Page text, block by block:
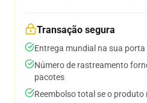
Transação segura
Entrega mundial na sua porta
Número de rastreamento
pacotes
Reembolso total se o produto